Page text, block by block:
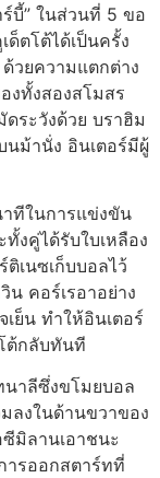
บี้” ในส่วนที่ 5 ขอ
ตโต้ได้เป็นครั้ง
วยความแตกต่าง
งทั้งสองสโมสร
ระวังด้วย บราฮิม
ม้านั่ง อินเตอร์มีผู้
ทีในการแข่งขัน
งคู่ได้รับใบเหลือง
ติเนซเก็บบอลไว้
คอร์เรอาอย่าง
เย็น ทำให้อินเตอร์
ต้กลับทันที
นาลีซึ่งขโมยบอล
ลงในด้านขวาของ
มิลานเอาชนะ
ารออกสตาร์ทที่